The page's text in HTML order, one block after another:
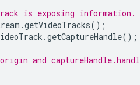
is exposing information.
.getVideoTracks();
.getCaptureHandle();
and